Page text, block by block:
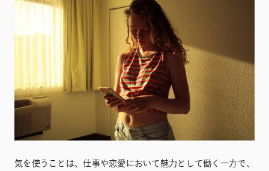
気を使うことは、仕事や恋愛において魅力として働く一方で、